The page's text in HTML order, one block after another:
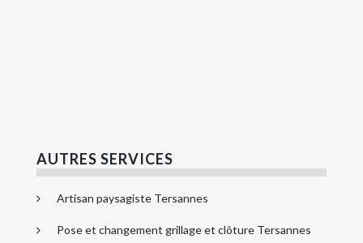
AUTRES SERVICES
Artisan paysagiste Tersannes
Pose et changement grillage et clôture Tersannes